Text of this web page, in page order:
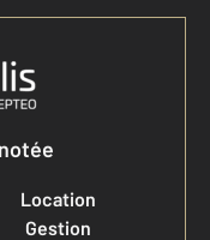
Location
Gestion